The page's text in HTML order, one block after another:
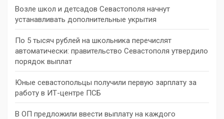
Возле школ и детсадов Севастополя начнут
устанавливать дополнительные укрытия
По 5 тысяч рублей на школьника перечислят
автоматически: правительство Севастополя утвердило
порядок выплат
Юные севастопольцы получили первую зарплату за
работу в ИТ-центре ПСБ
В ОП предложили ввести выплату на каждого